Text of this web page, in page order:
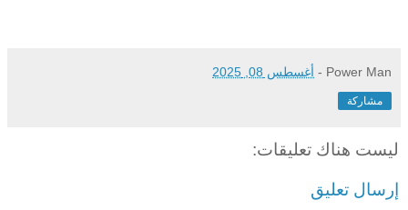
Power Man
- أغسطس 08, 2025
مشاركة
ليست هناك تعليقات:
إرسال تعليق